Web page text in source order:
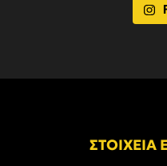
ΣΤΟΙΧΕΙΑ